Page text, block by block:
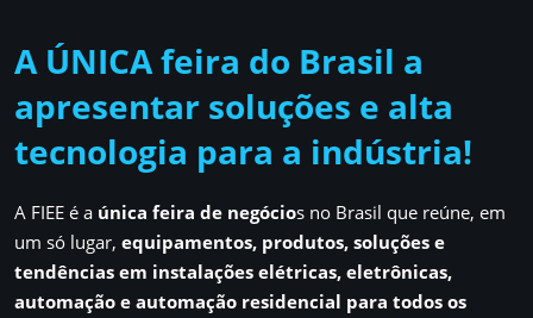
A ÚNICA feira do Brasil a
apresentar soluções e alta
tecnologia para a indústria!
A FIEE é a única feira de negócios no Brasil que reúne, em
um só lugar, equipamentos, produtos, soluções e
tendências em instalações elétricas, eletrônicas,
automação e automação residencial para todos os